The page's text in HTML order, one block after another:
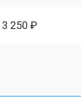
3 250 ₽